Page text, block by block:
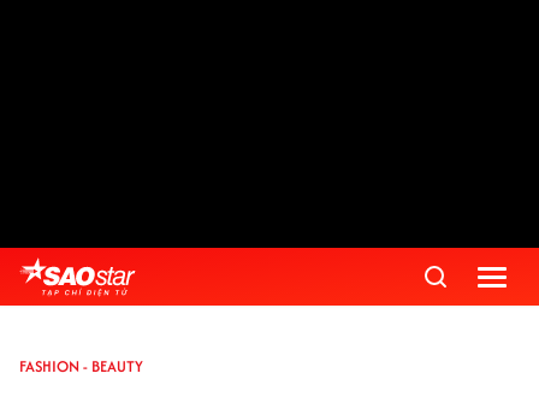
FASHION - BEAUTY